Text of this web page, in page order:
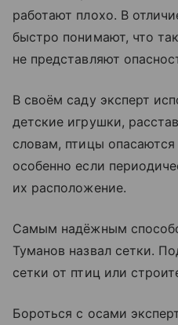
работают плохо. В
быстро понимают, что
не представляют
В своём саду эксперт
детские игрушки,
словам, птицы
особенно если
их расположение.
Самым надёжным
Туманов назвал сетки.
сетки от птиц или
Бороться с осами